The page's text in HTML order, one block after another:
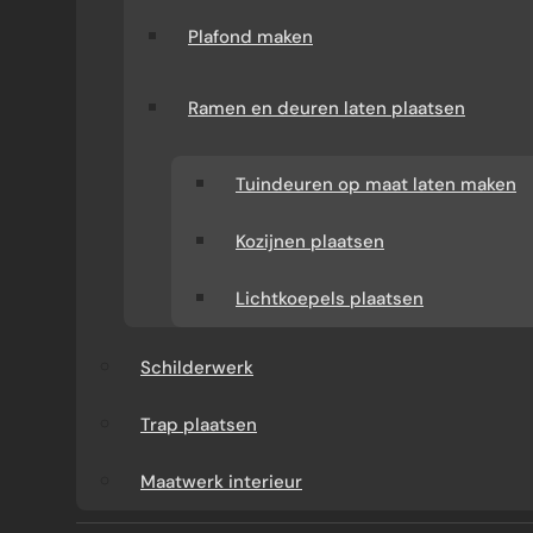
Plafond maken
Ramen en deuren laten plaatsen
Tuindeuren op maat laten maken
Kozijnen plaatsen
Lichtkoepels plaatsen
Schilderwerk
Trap plaatsen
Maatwerk interieur
WAT BEPAALT DE TOTALE DIKTE VAN DE